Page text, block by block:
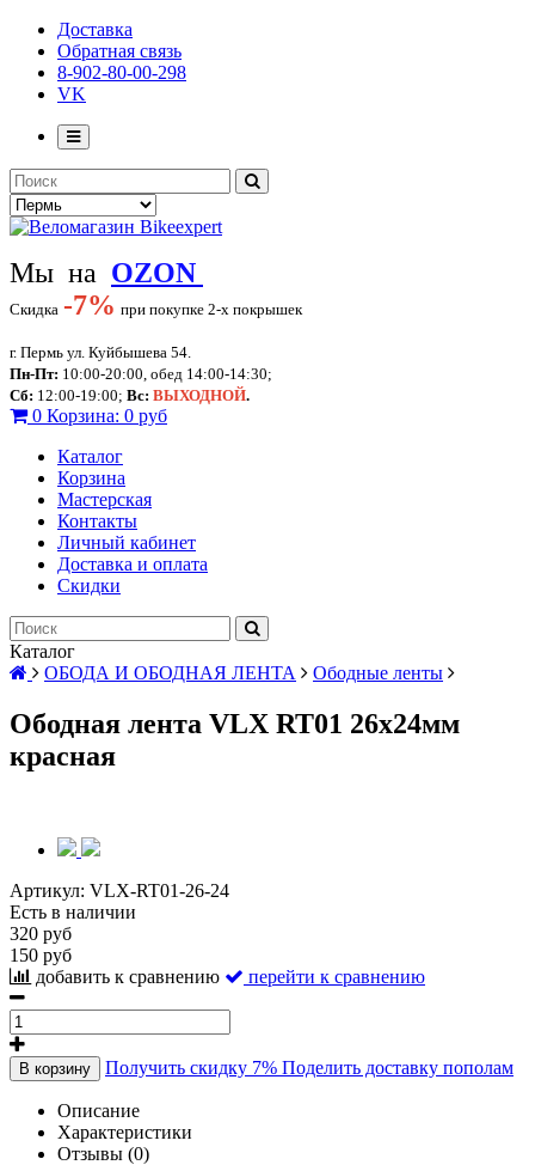
Доставка
Обратная связь
8-902-80-00-298
VK
Мы на OZON
Скидка -7% при покупке 2-х покрышек
г. Пермь ул. Куйбышева 54.
Пн-Пт: 10:00-20:00, обед 14:00-14:30;
Сб: 12:00-19:00; Вс: ВЫХОДНОЙ.
0 Корзина: 0 руб
Каталог
Корзина
Мастерская
Контакты
Личный кабинет
Доставка и оплата
Скидки
Каталог
ОБОДА И ОБОДНАЯ ЛЕНТА
Ободные ленты
Ободная лента VLX RT01 26х24мм
красная
Артикул: VLX-RT01-26-24
Есть в наличии
320 руб
150 руб
добавить к сравнению
перейти к сравнению
В корзину Получить скидку 7% Поделить доставку пополам
Описание
Характеристики
Отзывы (0)